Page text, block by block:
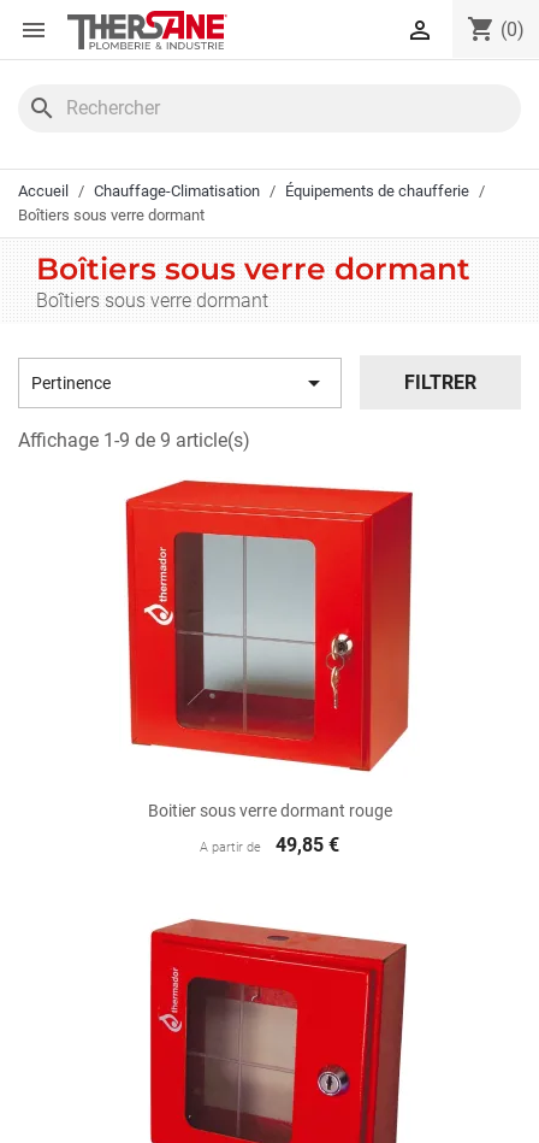
Panneau de gestion des cookies
 shopping_cart (0)

search
Accueil Chauffage-Climatisation
Équipements de chaufferie
Boîtiers sous verre dormant
Boîtiers sous verre dormant
Boîtiers sous verre dormant
Pertinence  FILTRER
Affichage 1-9 de 9 article(s)
Boitier sous verre dormant rouge
A partir de 49,85 €